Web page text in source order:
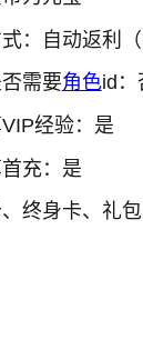
：自动返利（
需要角色id：
经验：是
充：是
、终身卡、礼